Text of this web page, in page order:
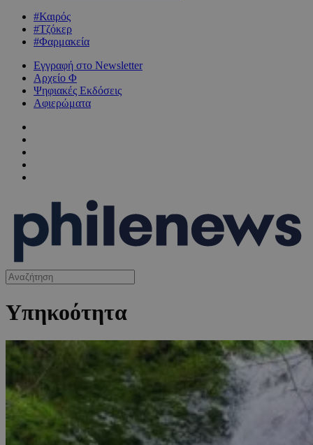
#Καιρός
#Τζόκερ
#Φαρμακεία
Εγγραφή στο Newsletter
Αρχείο Φ
Ψηφιακές Εκδόσεις
Αφιερώματα
Υπηκοότητα